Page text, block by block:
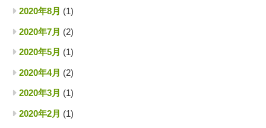
2020年8月 (1)
2020年7月 (2)
2020年5月 (1)
2020年4月 (2)
2020年3月 (1)
2020年2月 (1)